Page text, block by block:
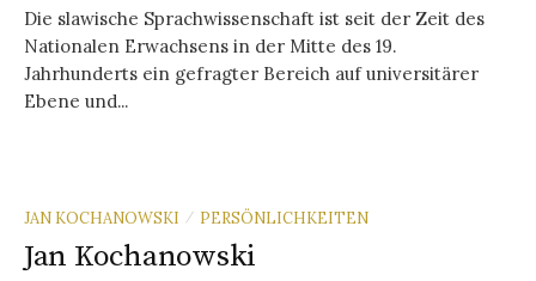
Die slawische Sprachwissenschaft ist seit der Zeit des
Nationalen Erwachsens in der Mitte des 19.
Jahrhunderts ein gefragter Bereich auf universitärer
Ebene und...
JAN KOCHANOWSKI / PERSÖNLICHKEITEN
Jan Kochanowski